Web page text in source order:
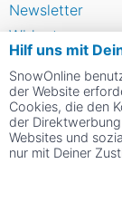
Hilf uns mit
SnowOnline
der Website
Cookies, die den
der
Websites und
nur mit Deiner
Newsletter
Widget
Umfragen
Skigebiet
Social Web